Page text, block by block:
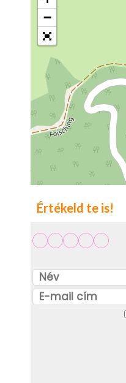
−
Értékeld te is!